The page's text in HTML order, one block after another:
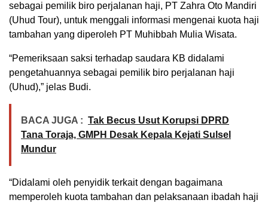
sebagai pemilik biro perjalanan haji, PT Zahra Oto Mandiri
(Uhud Tour), untuk menggali informasi mengenai kuota haji
tambahan yang diperoleh PT Muhibbah Mulia Wisata.
“Pemeriksaan saksi terhadap saudara KB didalami
pengetahuannya sebagai pemilik biro perjalanan haji
(Uhud),” jelas Budi.
BACA JUGA : Tak Becus Usut Korupsi DPRD
Tana Toraja, GMPH Desak Kepala Kejati Sulsel
Mundur
“Didalami oleh penyidik terkait dengan bagaimana
memperoleh kuota tambahan dan pelaksanaan ibadah haji